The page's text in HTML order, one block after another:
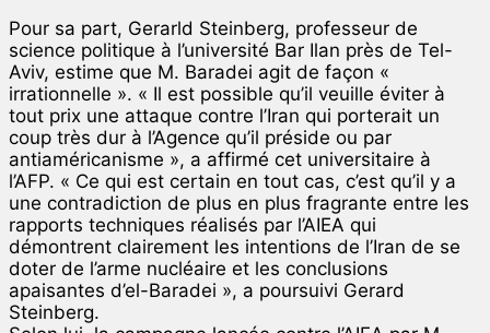
Pour sa part, Gerarld Steinberg, professeur de
science politique à l’université Bar Ilan près de Tel-
Aviv, estime que M. Baradei agit de façon «
irrationnelle ». « Il est possible qu’il veuille éviter à
tout prix une attaque contre l’Iran qui porterait un
coup très dur à l’Agence qu’il préside ou par
antiaméricanisme », a affirmé cet universitaire à
l’AFP. « Ce qui est certain en tout cas, c’est qu’il y a
une contradiction de plus en plus fragrante entre les
rapports techniques réalisés par l’AIEA qui
démontrent clairement les intentions de l’Iran de se
doter de l’arme nucléaire et les conclusions
apaisantes d’el-Baradei », a poursuivi Gerard
Steinberg.